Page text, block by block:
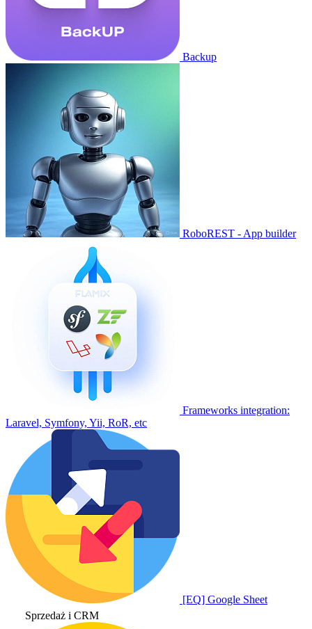
Backup
RoboREST - App builder
Frameworks integration:
Laravel, Symfony, Yii, RoR, etc
[EQ] Google Sheet
Sprzedaż i CRM